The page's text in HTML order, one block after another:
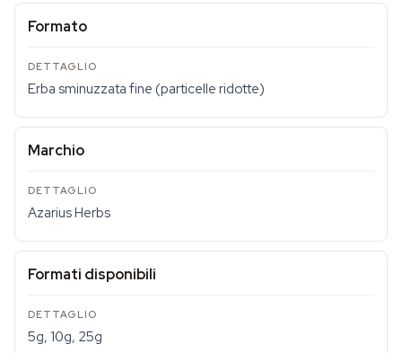
Formato
Erba sminuzzata fine (particelle ridotte)
Marchio
Azarius Herbs
Formati disponibili
5g, 10g, 25g